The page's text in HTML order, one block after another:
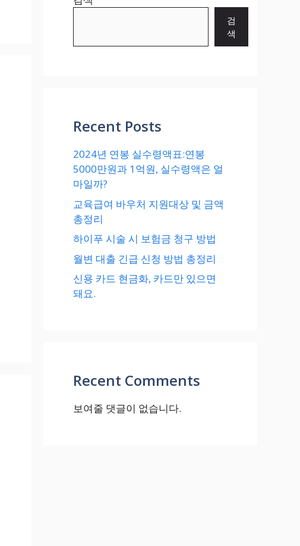
검
색
Recent Posts
2024년 연봉 실수령액표:연봉
5000만원과 1억원, 실수령액은 얼
마일까?
교육급여 바우처 지원대상 및 금액
총정리
하이푸 시술 시 보험금 청구 방법
월변 대출 긴급 신청 방법 총정리
신용 카드 현금화, 카드만 있으면
돼요.
Recent Comments
보여줄 댓글이 없습니다.